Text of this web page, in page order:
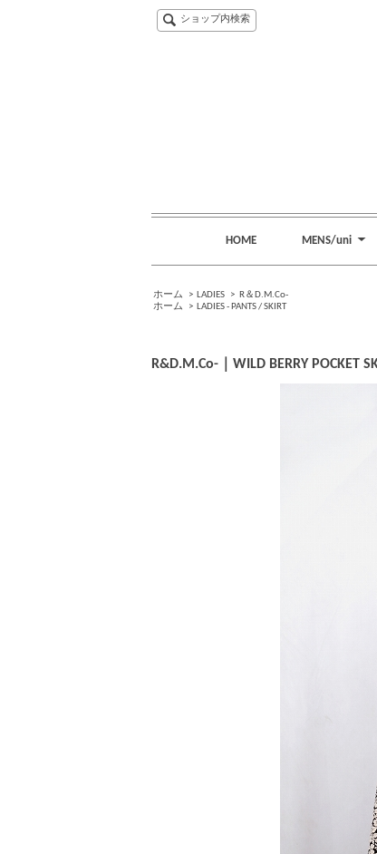
ショップ内検索
HOME MENS/uni
ホーム > LADIES > R＆D.M.Co-
ホーム
> LADIES - PANTS / SKIRT
R&D.M.Co-｜WILD BERRY POCKET